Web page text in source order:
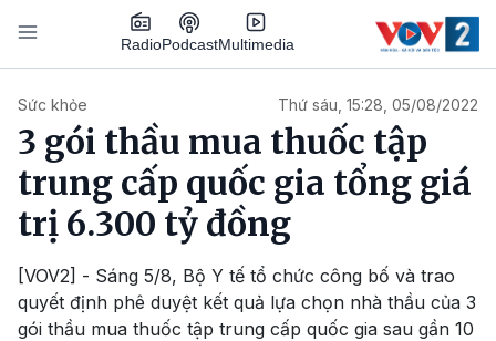
Nhảy đến nội dung
RadioPodcastMultimedia
Sức khỏe Thứ sáu, 15:28, 05/08/2022
3 gói thầu mua thuốc tập
trung cấp quốc gia tổng giá
trị 6.300 tỷ đồng
[VOV2] - Sáng 5/8, Bộ Y tế tổ chức công bố và trao
quyết định phê duyệt kết quả lựa chọn nhà thầu của 3
gói thầu mua thuốc tập trung cấp quốc gia sau gần 10